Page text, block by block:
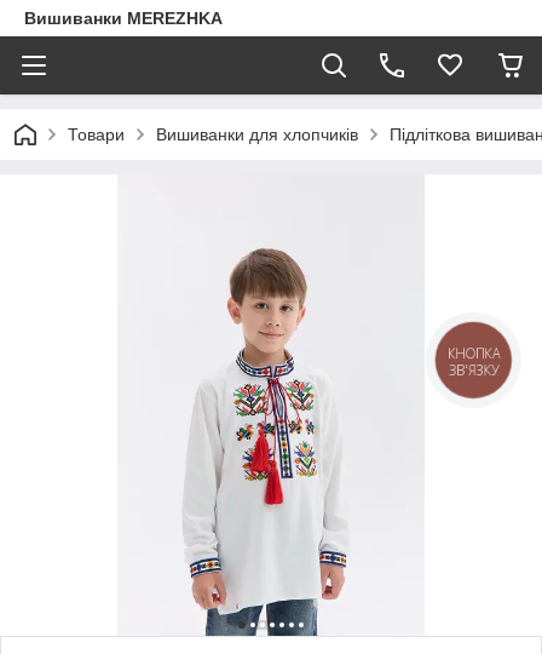
Вишиванки MEREZHKA
Товари Вишиванки для хлопчиків Підліткова
КНОПКА
ЗВ'ЯЗКУ